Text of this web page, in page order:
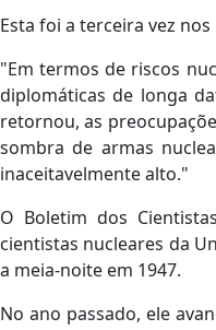
Esta foi a terceira vez
"Em termos de riscos
diplomáticas de longa
retornou, as
sombra de armas
inaceitavelmente alto."
O Boletim dos
cientistas nucleares da
a meia-noite em 1947.
No ano passado, ele